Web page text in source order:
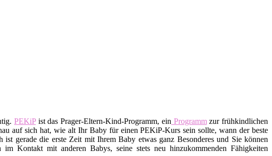
PEKiPist das Prager-Eltern-Kind-Programm, ein Programmzur frühkindlichen
auf sich hat, wie alt Ihr Baby für einen PEKiP-Kurs sein sollte, wann der beste
gerade die erste Zeit mit Ihrem Baby etwas ganz Besonderes und Sie können
Kontakt mit anderen Babys, seine stets neu hinzukommenden Fähigkeiten